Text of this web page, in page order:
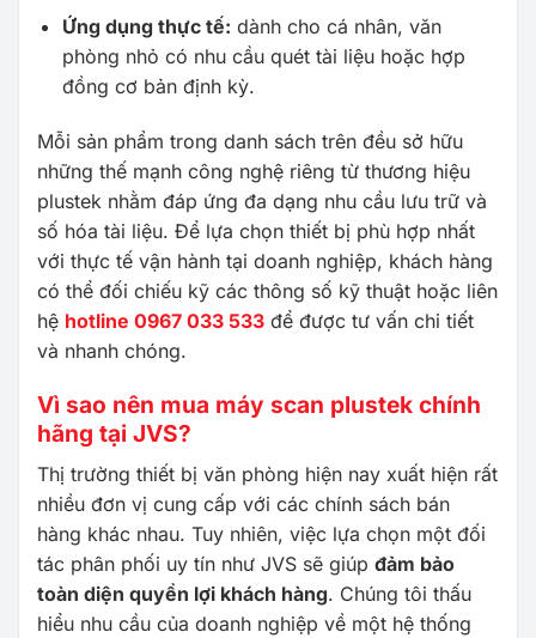
Ứng dụng thực tế: dành cho cá nhân, văn
phòng nhỏ có nhu cầu quét tài liệu hoặc hợp
đồng cơ bản định kỳ.
Mỗi sản phẩm trong danh sách trên đều sở hữu
những thế mạnh công nghệ riêng từ thương hiệu
plustek nhằm đáp ứng đa dạng nhu cầu lưu trữ và
số hóa tài liệu. Để lựa chọn thiết bị phù hợp nhất
với thực tế vận hành tại doanh nghiệp, khách hàng
có thể đối chiếu kỹ các thông số kỹ thuật hoặc liên
hệ hotline 0967 033 533 để được tư vấn chi tiết
và nhanh chóng.
Vì sao nên mua máy scan plustek chính
hãng tại JVS?
Thị trường thiết bị văn phòng hiện nay xuất hiện rất
nhiều đơn vị cung cấp với các chính sách bán
hàng khác nhau. Tuy nhiên, việc lựa chọn một đối
tác phân phối uy tín như JVS sẽ giúp đảm bảo
toàn diện quyền lợi khách hàng. Chúng tôi thấu
hiểu nhu cầu của doanh nghiệp về một hệ thống